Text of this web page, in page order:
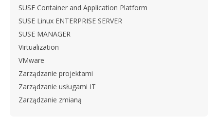
SUSE Container and Application Platform
SUSE Linux ENTERPRISE SERVER
SUSE MANAGER
Virtualization
VMware
Zarządzanie projektami
Zarządzanie usługami IT
Zarządzanie zmianą